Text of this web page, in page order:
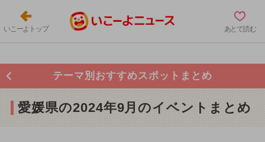
いこーよトップ あとで読む
テーマ別おすすめスポットまとめ
愛媛県の2024年9月のイベントまとめ